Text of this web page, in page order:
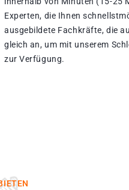
Experten, die Ihnen
ausgebildete Fachkräfte, die
gleich an, um mit unserem
zur Verfügung.